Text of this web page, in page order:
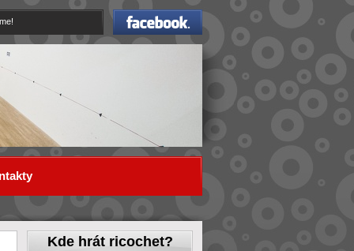
Facebook
Kde hrát ricochet?